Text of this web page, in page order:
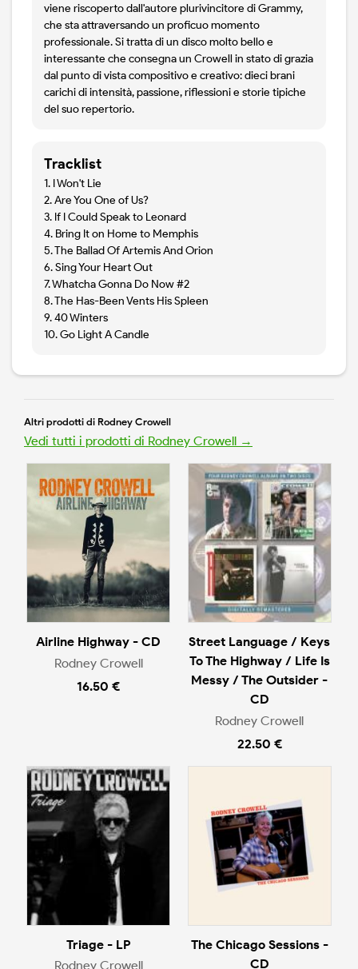
viene riscoperto dall'autore plurivincitore di Grammy,
che sta attraversando un proficuo momento
professionale. Si tratta di un disco molto bello e
interessante che consegna un Crowell in stato di grazia
dal punto di vista compositivo e creativo: dieci brani
carichi di intensità, passione, riflessioni e storie tipiche
del suo repertorio.
Tracklist
1. I Won't Lie
2. Are You One of Us?
3. If I Could Speak to Leonard
4. Bring It on Home to Memphis
5. The Ballad Of Artemis And Orion
6. Sing Your Heart Out
7. Whatcha Gonna Do Now #2
8. The Has-Been Vents His Spleen
9. 40 Winters
10. Go Light A Candle
Altri prodotti di Rodney Crowell
Vedi tutti i prodotti di Rodney Crowell →
Airline Highway - CD
Rodney Crowell
16.50 €
Street Language / Keys
To The Highway / Life Is
Messy / The Outsider -
CD
Rodney Crowell
22.50 €
Triage - LP
Rodney Crowell
The Chicago Sessions -
CD